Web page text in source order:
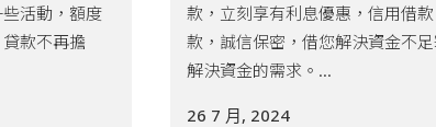
活動，額度
款不再擔
款，立刻享有利息優惠，信用借
款，誠信保密，借您解決資金不
解決資金的需求。...
26 7 月, 2024